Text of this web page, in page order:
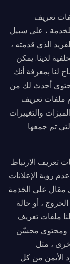
تعريف
، على سبيل
الذي قدمته ،
لدينا. يمكن
لنا بمعرفة أنك
أحدث لك من
ملفات تعريف
والتغييرات
تم جمعها
تعريف الارتباط
رؤية الإعلانات
مقال على الخدمة
، أو حالة
ملفات تعريف
ومحتوى محسّن
، مثل
الأيمن من كل